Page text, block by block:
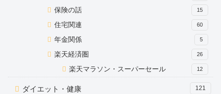
保険の話 15
住宅関連 60
年金関係 5
楽天経済圏 26
楽天マラソン・スーパーセール 12
ダイエット・健康 121